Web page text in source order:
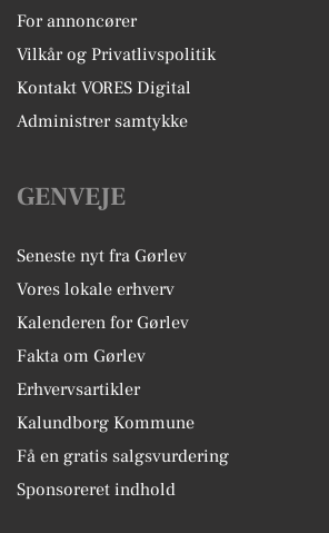
For annoncører
Vilkår og Privatlivspolitik
Kontakt VORES Digital
Administrer samtykke
GENVEJE
Seneste nyt fra Gørlev
Vores lokale erhverv
Kalenderen for Gørlev
Fakta om Gørlev
Erhvervsartikler
Kalundborg Kommune
Få en gratis salgsvurdering
Sponsoreret indhold